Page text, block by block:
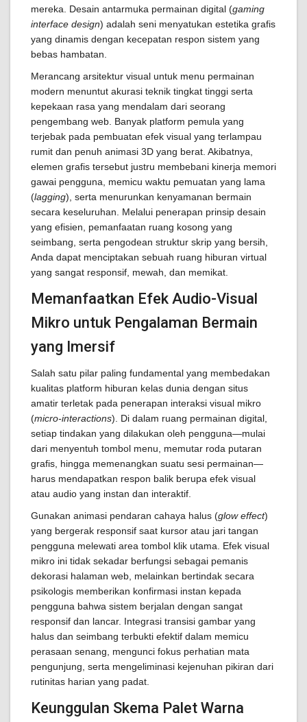
mereka. Desain antarmuka permainan digital (gaming
interface design) adalah seni menyatukan estetika grafis
yang dinamis dengan kecepatan respon sistem yang
bebas hambatan.
Merancang arsitektur visual untuk menu permainan
modern menuntut akurasi teknik tingkat tinggi serta
kepekaan rasa yang mendalam dari seorang
pengembang web. Banyak platform pemula yang
terjebak pada pembuatan efek visual yang terlampau
rumit dan penuh animasi 3D yang berat. Akibatnya,
elemen grafis tersebut justru membebani kinerja memori
gawai pengguna, memicu waktu pemuatan yang lama
(lagging), serta menurunkan kenyamanan bermain
secara keseluruhan. Melalui penerapan prinsip desain
yang efisien, pemanfaatan ruang kosong yang
seimbang, serta pengodean struktur skrip yang bersih,
Anda dapat menciptakan sebuah ruang hiburan virtual
yang sangat responsif, mewah, dan memikat.
Memanfaatkan Efek Audio-Visual
Mikro untuk Pengalaman Bermain
yang Imersif
Salah satu pilar paling fundamental yang membedakan
kualitas platform hiburan kelas dunia dengan situs
amatir terletak pada penerapan interaksi visual mikro
(micro-interactions). Di dalam ruang permainan digital,
setiap tindakan yang dilakukan oleh pengguna—mulai
dari menyentuh tombol menu, memutar roda putaran
grafis, hingga memenangkan suatu sesi permainan—
harus mendapatkan respon balik berupa efek visual
atau audio yang instan dan interaktif.
Gunakan animasi pendaran cahaya halus (glow effect)
yang bergerak responsif saat kursor atau jari tangan
pengguna melewati area tombol klik utama. Efek visual
mikro ini tidak sekadar berfungsi sebagai pemanis
dekorasi halaman web, melainkan bertindak secara
psikologis memberikan konfirmasi instan kepada
pengguna bahwa sistem berjalan dengan sangat
responsif dan lancar. Integrasi transisi gambar yang
halus dan seimbang terbukti efektif dalam memicu
perasaan senang, mengunci fokus perhatian mata
pengunjung, serta mengeliminasi kejenuhan pikiran dari
rutinitas harian yang padat.
Keunggulan Skema Palet Warna